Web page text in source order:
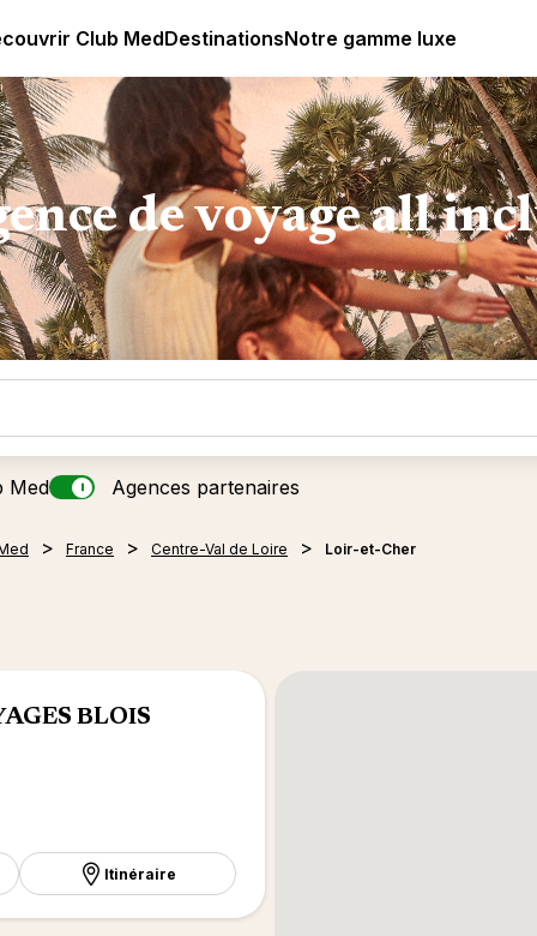
Med All Inclusive Resorts - Vacances tout inclus
Club MedDestinationsNotre gamme luxe
de voyage all
Med Agences partenaires
France Centre-Val de Loire Loir-et-Cher
BLOIS
Itinéraire